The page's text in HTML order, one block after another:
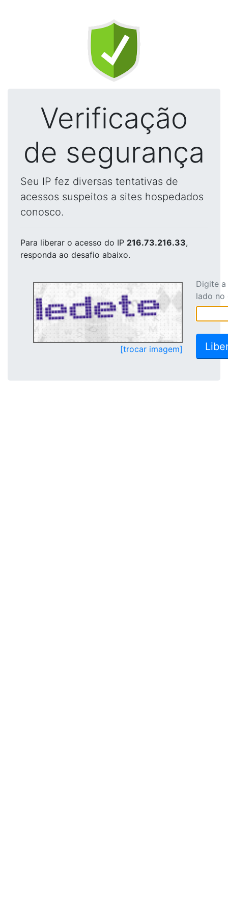
Verificação
de segurança
Seu IP fez diversas tentativas de
acessos suspeitos a sites hospedados
conosco.
Para liberar o acesso do IP 216.73.216.33,
responda ao desafio abaixo.
[trocar imagem]
Digite
lado no